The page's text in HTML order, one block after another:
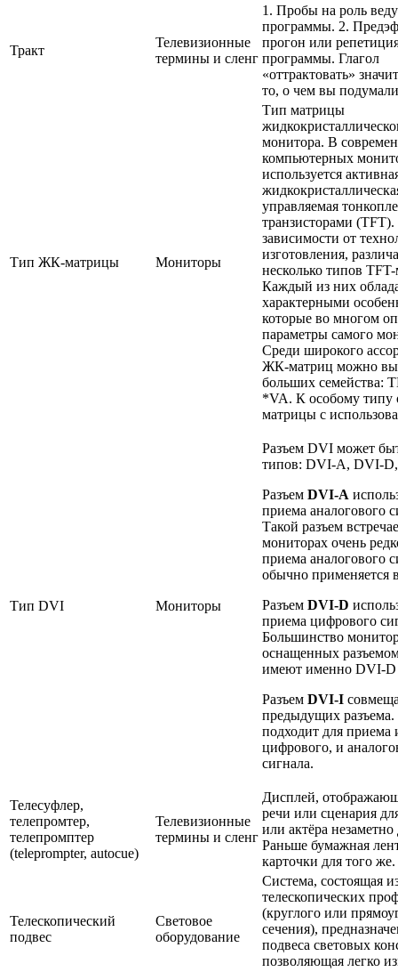
Тракт
Телевизионные
термины и сленг
1. Пробы на роль
программы. 2.
прогон или
программы. Глагол
«оттрактовать»
то, о чем вы
Тип ЖК-матрицы Мониторы
Тип матрицы
монитора. В
компьютерных
используется
управляемая
транзисторами
зависимости от
изготовления,
несколько типов
Каждый из них
характерными
которые во многом
параметры самого
Среди широкого
ЖК-матриц можно
больших семейства:
*VA. К особому типу
матрицы с
Тип DVI Мониторы
Разъем DVI может
типов: DVI-A, DVI-
Разъем DVI-A
приема аналогового
Такой разъем
мониторах очень
приема аналогового
обычно применяется
Разъем DVI-D
приема цифрового
Большинство
оснащенных
имеют именно DVI-D
Разъем DVI-I
предыдущих
подходит для приема
цифрового, и
сигнала.
Телесуфлер,
телепромтер,
телепромптер
(teleprompter, autocue)
Телевизионные
термины и сленг
Дисплей,
речи или сценария
или актёра незаметно
Раньше бумажная
карточки для того же.
Телескопический
подвес
Световое
оборудование
Система, состоящая
телескопических
(круглого или
сечения),
подвеса световых
позволяющая легко